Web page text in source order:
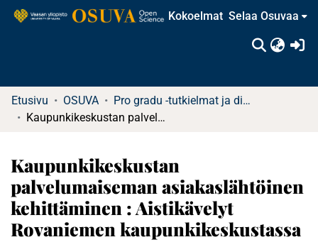
Kokoelmat Selaa Osuvaa
Etusivu OSUVA
Pro gradu -tutkielmat ja diplomityöt
Kaupunkikeskustan palvelumaiseman asiakaslähtöinen kehittäminen : Aistikävelyt Rovaniemen kaupunkikeskustassa
Kaupunkikeskustan
palvelumaiseman asiakaslähtöinen
kehittäminen : Aistikävelyt
Rovaniemen kaupunkikeskustassa